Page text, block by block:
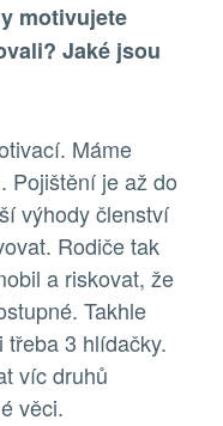
motivujete
Jaké jsou
Máme
Pojištění je až do
výhody členství
Rodiče tak
a riskovat, že
Takhle
třeba 3 hlídačky.
víc druhů
věci.